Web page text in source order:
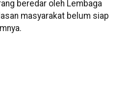
beredar oleh Lembaga
masyarakat belum siap